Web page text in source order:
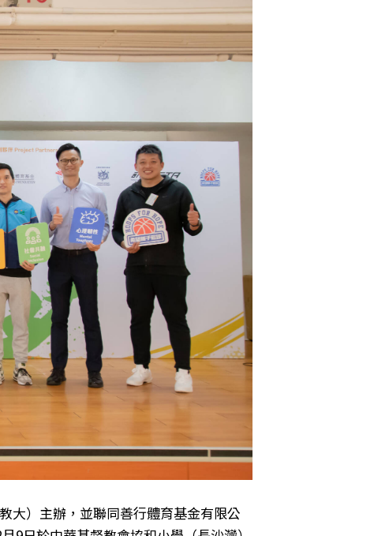
大）主辦，並聯同善行體育基金有限公